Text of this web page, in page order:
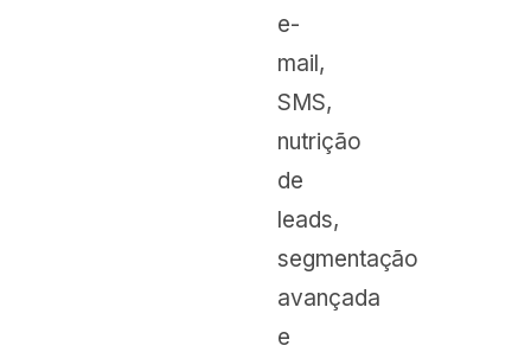
e-
mail,
SMS,
nutrição
de
leads,
segmentação
avançada
e